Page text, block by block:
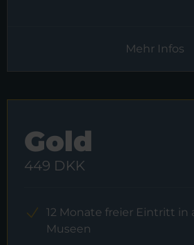
Mehr Infos
Gold
449 DKK
12 Monate freier Eintritt in
Museen